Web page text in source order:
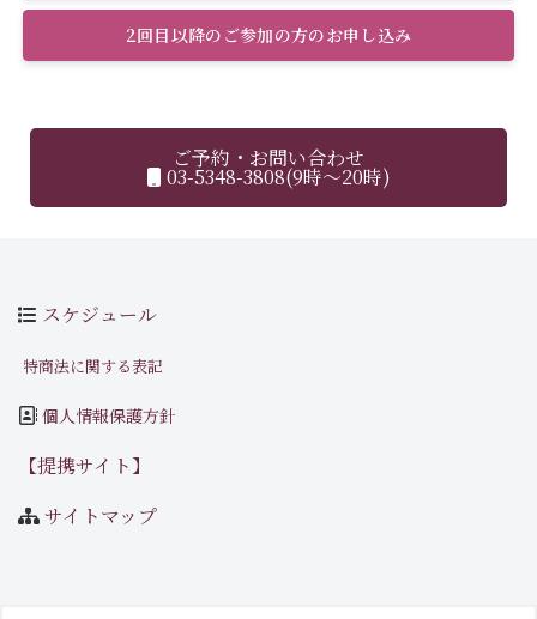
2回目以降のご参加の方のお申し込み
ご予約・お問い合わせ
03-5348-3808(9時～20時)
スケジュール
特商法に関する表記
個人情報保護方針
【提携サイト】
サイトマップ